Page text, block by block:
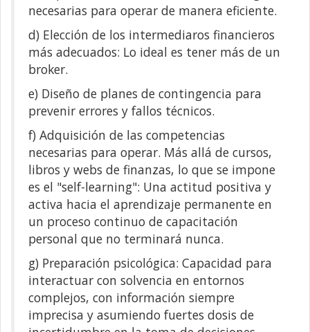
necesarias para operar de manera eficiente.
d) Elección de los intermediaros financieros
más adecuados: Lo ideal es tener más de un
broker.
e) Diseño de planes de contingencia para
prevenir errores y fallos técnicos.
f) Adquisición de las competencias
necesarias para operar. Más allá de cursos,
libros y webs de finanzas, lo que se impone
es el "self-learning": Una actitud positiva y
activa hacia el aprendizaje permanente en
un proceso continuo de capacitación
personal que no terminará nunca.
g) Preparación psicológica: Capacidad para
interactuar con solvencia en entornos
complejos, con información siempre
imprecisa y asumiendo fuertes dosis de